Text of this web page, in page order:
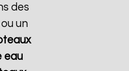
des
un
eau